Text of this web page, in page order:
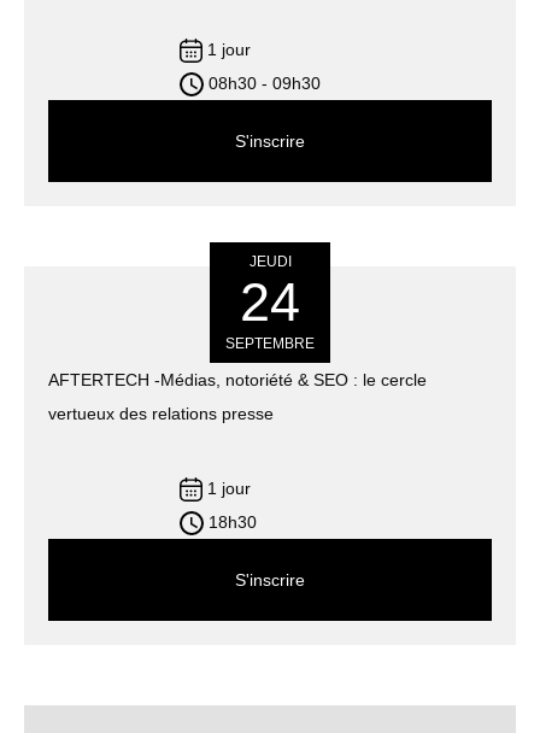
1 jour
08h30 - 09h30
S'inscrire
JEUDI
24
SEPTEMBRE
AFTERTECH -Médias, notoriété & SEO : le cercle
vertueux des relations presse
1 jour
18h30
S'inscrire